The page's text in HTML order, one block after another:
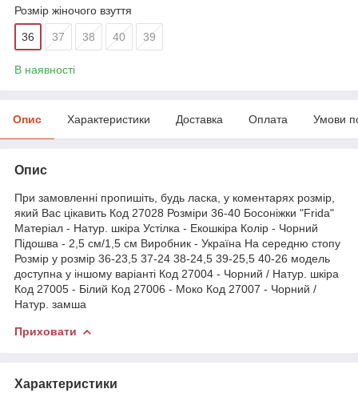
Розмір жіночого взуття
36 37 38 40 39
В наявності
Опис Характеристики Доставка Оплата Умови
Опис
При замовленні пропишіть, будь ласка, у коментарях розмір,
який Вас цікавить Код 27028 Розміри 36-40 Босоніжки "Frida"
Матеріал - Натур. шкіра Устілка - Екошкіра Колір - Чорний
Підошва - 2,5 см/1,5 см Виробник - Україна На середню стопу
Розмір у розмір 36-23,5 37-24 38-24,5 39-25,5 40-26 модель
доступна у іншому варіанті Код 27004 - Чорний / Натур. шкіра
Код 27005 - Білий Код 27006 - Моко Код 27007 - Чорний /
Натур. замша
Приховати
Характеристики